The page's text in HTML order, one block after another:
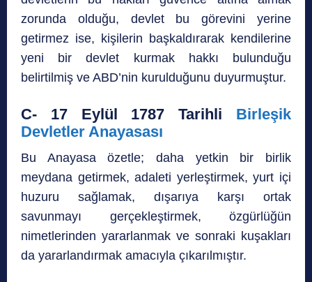
zorunda olduğu, devlet bu görevini yerine
getirmez ise, kişilerin başkaldırarak kendilerine
yeni bir devlet kurmak hakkı bulunduğu
belirtilmiş ve ABD’nin kurulduğunu duyurmuştur.
C- 17 Eylül 1787 Tarihli Birleşik
Devletler Anayasası
Bu Anayasa özetle; daha yetkin bir birlik
meydana getirmek, adaleti yerleştirmek, yurt içi
huzuru sağlamak, dışarıya karşı ortak
savunmayı gerçekleştirmek, özgürlüğün
nimetlerinden yararlanmak ve sonraki kuşakları
da yararlandırmak amacıyla çıkarılmıştır.